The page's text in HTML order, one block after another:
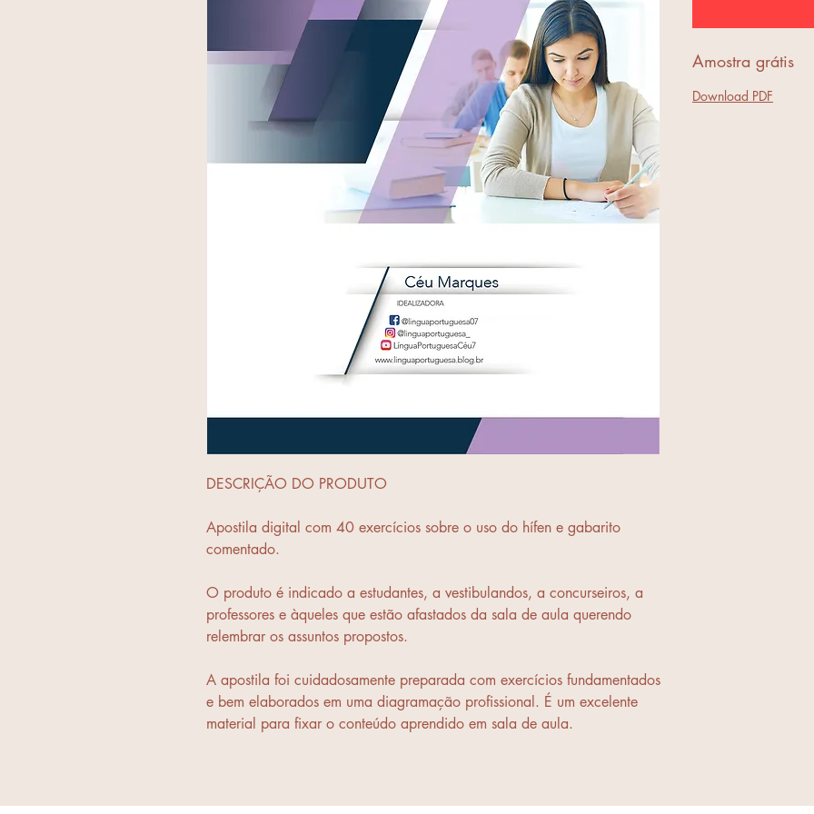
DESCRIÇÃO DO PRODUTO
Apostila digital com 40 exercícios sobre o uso do hífen e gabarito
comentado.
O produto é indicado a estudantes, a vestibulandos, a concurseiros, a
professores e àqueles que estão afastados da sala de aula querendo
relembrar os assuntos propostos.
A apostila foi cuidadosamente preparada com exercícios fundamentados
e bem elaborados em uma diagramação profissional. É um excelente
material para fixar o conteúdo aprendido em sala de aula.
Amostra grátis
Download PDF